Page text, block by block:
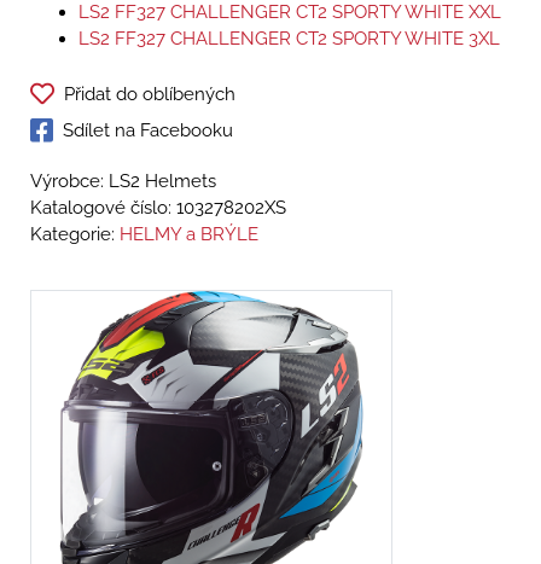
LS2 FF327 CHALLENGER CT2 SPORTY WHITE XXL
LS2 FF327 CHALLENGER CT2 SPORTY WHITE 3XL
Přidat do oblíbených
Sdílet na Facebooku
Výrobce: LS2 Helmets
Katalogové číslo: 103278202XS
Kategorie: HELMY a BRÝLE